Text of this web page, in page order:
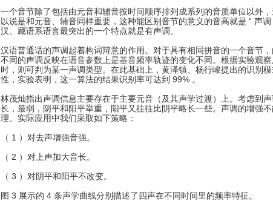
一个音节除了包括由元音和辅音按时间顺序排列成系列的音质单位以外
以说是和元音、辅音同样重要，这种能区别音节的意义的音高就是 “ 声
汉、藏语系语言最突出的一个特点就是有声调。
汉语普通话的声调起着构词辩意的作用。对于具有相同拼音的一个音节
不同的声调反映在语音参数上是基音频率轨迹的变化不同。根据实验观
时，则可判为某一声调类型。在此基础上，黄泽镇、杨行峻提出的识别
性，实验表明，这一算法的结果识别率可达到 99% 。
林茂灿指出声调信息主要存在于主要元音（及其声学过渡）上。考虑到
长，最弱，阴平和阳平举重，阳平又往往比阴平略长一些。声调的增强
理。实际应用中我们采取如下策略：
（ 1 ）对去声增强音强。
（ 2 ）对上声加大音长。
（ 3 ）对阴平和阳平不改变。
图 3 展示的 4 条声学曲线分别描述了四声在不同时间里的频率特征。